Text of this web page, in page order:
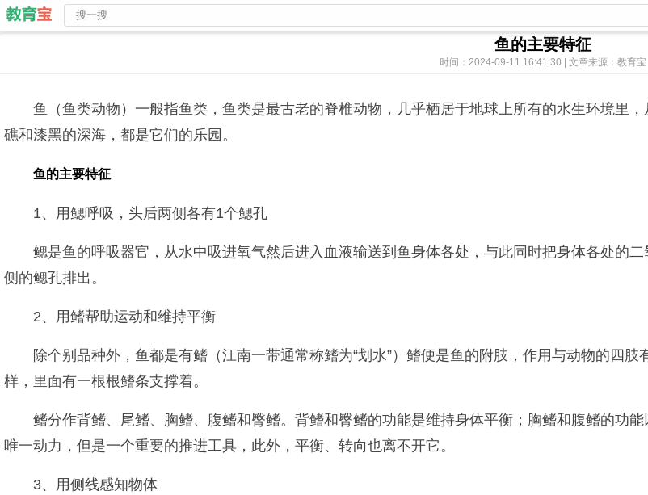
鱼的主要特征
时间：2024-09-11 16:41:30 | 文章来源：教育宝
鱼（鱼类动物）一般指鱼类，鱼类是最古老的脊椎动物，几乎栖居于地球上所有的水生环境里
礁和漆黑的深海，都是它们的乐园。
鱼的主要特征
1、用鳃呼吸，头后两侧各有1个鳃孔
鳃是鱼的呼吸器官，从水中吸进氧气然后进入血液输送到鱼身体各处，与此同时把身体各处的
侧的鳃孔排出。
2、用鳍帮助运动和维持平衡
除个别品种外，鱼都是有鳍（江南一带通常称鳍为“划水”）鳍便是鱼的附肢，作用与动物的四
样，里面有一根根鳍条支撑着。
鳍分作背鳍、尾鳍、胸鳍、腹鳍和臀鳍。背鳍和臀鳍的功能是维持身体平衡；胸鳍和腹鳍的功
唯一动力，但是一个重要的推进工具，此外，平衡、转向也离不开它。
3、用侧线感知物体